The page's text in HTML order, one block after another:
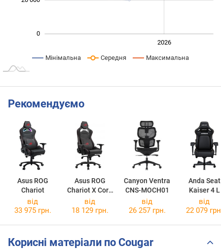
0
2026
Мінімальна Середня Максимальна
Рекомендуємо
Asus ROG
Chariot
Asus ROG
Chariot X Core
Wide
Canyon Ventra
CNS-MOCH01
Anda Seat
Kaiser 4 L
від
33 975 грн.
від
18 129 грн.
від
26 257 грн.
від
22 079
Корисні матеріали по Cougar